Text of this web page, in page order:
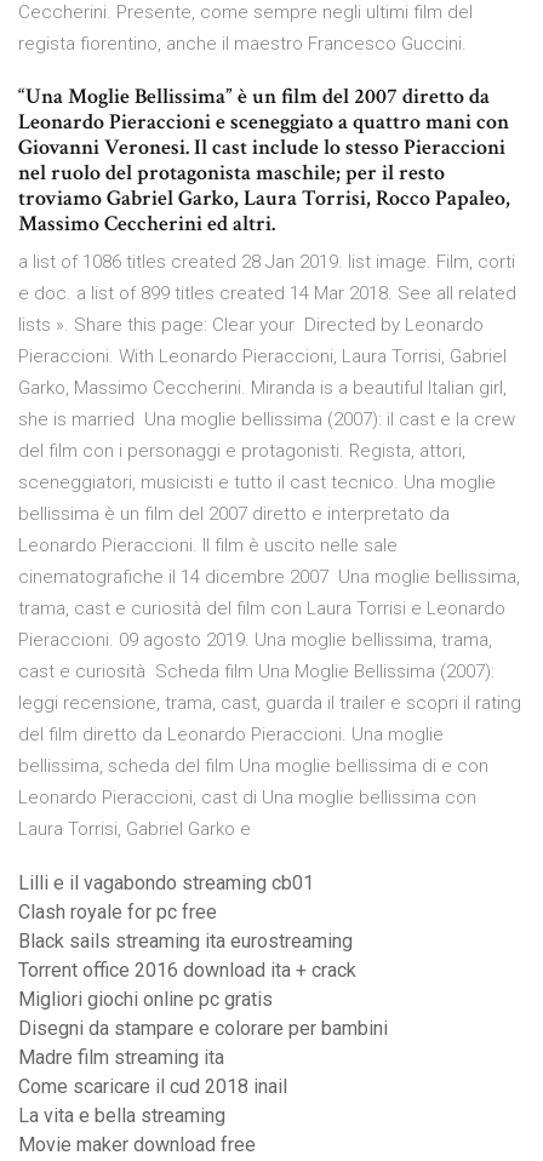
Ceccherini. Presente, come sempre negli ultimi film del
regista fiorentino, anche il maestro Francesco Guccini.
“Una Moglie Bellissima” è un film del 2007 diretto da
Leonardo Pieraccioni e sceneggiato a quattro mani con
Giovanni Veronesi. Il cast include lo stesso Pieraccioni
nel ruolo del protagonista maschile; per il resto
troviamo Gabriel Garko, Laura Torrisi, Rocco Papaleo,
Massimo Ceccherini ed altri.
a list of 1086 titles created 28 Jan 2019. list image. Film, corti
e doc. a list of 899 titles created 14 Mar 2018. See all related
lists ». Share this page: Clear your Directed by Leonardo
Pieraccioni. With Leonardo Pieraccioni, Laura Torrisi, Gabriel
Garko, Massimo Ceccherini. Miranda is a beautiful Italian girl,
she is married Una moglie bellissima (2007): il cast e la crew
del film con i personaggi e protagonisti. Regista, attori,
sceneggiatori, musicisti e tutto il cast tecnico. Una moglie
bellissima è un film del 2007 diretto e interpretato da
Leonardo Pieraccioni. Il film è uscito nelle sale
cinematografiche il 14 dicembre 2007 Una moglie bellissima,
trama, cast e curiosità del film con Laura Torrisi e Leonardo
Pieraccioni. 09 agosto 2019. Una moglie bellissima, trama,
cast e curiosità Scheda film Una Moglie Bellissima (2007):
leggi recensione, trama, cast, guarda il trailer e scopri il rating
del film diretto da Leonardo Pieraccioni. Una moglie
bellissima, scheda del film Una moglie bellissima di e con
Leonardo Pieraccioni, cast di Una moglie bellissima con
Laura Torrisi, Gabriel Garko e
Lilli e il vagabondo streaming cb01
Clash royale for pc free
Black sails streaming ita eurostreaming
Torrent office 2016 download ita + crack
Migliori giochi online pc gratis
Disegni da stampare e colorare per bambini
Madre film streaming ita
Come scaricare il cud 2018 inail
La vita e bella streaming
Movie maker download free